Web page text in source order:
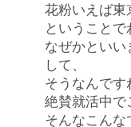
花粉いえば東
ということ
なぜかとい
して、
そうなんです
絶賛就活中で
そんなこん